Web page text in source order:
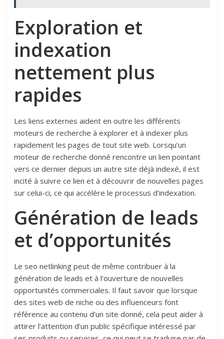
Exploration et
indexation
nettement plus
rapides
Les liens externes aident en outre les différents
moteurs de recherche à explorer et à indexer plus
rapidement les pages de tout site web. Lorsqu’un
moteur de recherche donné rencontre un lien pointant
vers ce dernier depuis un autre site déjà indexé, il est
incité à suivre ce lien et à découvrir de nouvelles pages
sur celui-ci, ce qui accélère le processus d’indexation.
Génération de leads
et d’opportunités
Le seo netlinking peut de même contribuer à la
génération de leads et à l’ouverture de nouvelles
opportunités commerciales. Il faut savoir que lorsque
des sites web de niche ou des influenceurs font
référence au contenu d’un site donné, cela peut aider à
attirer l’attention d’un public spécifique intéressé par